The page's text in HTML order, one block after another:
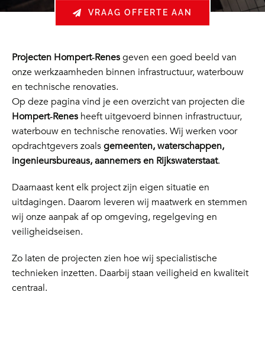
VRAAG OFFERTE AAN
Projecten Hompert‑Renesgeven een goed beeld van
onze werkzaamheden binnen infrastructuur, waterbouw
en technische renovaties.
Op deze pagina vind je een overzicht van projecten die
Hompert‑Renesheeft uitgevoerd binnen infrastructuur,
waterbouw en technische renovaties. Wij werken voor
opdrachtgevers zoalsgemeenten, waterschappen,
ingenieursbureaus, aannemers en Rijkswaterstaat.
Daarnaast kent elk project zijn eigen situatie en
uitdagingen. Daarom leveren wij maatwerk en stemmen
wij onze aanpak af op omgeving, regelgeving en
veiligheidseisen.
Zo laten de projecten zien hoe wij specialistische
technieken inzetten. Daarbij staan veiligheid en kwaliteit
centraal.